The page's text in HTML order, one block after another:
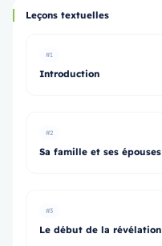
Leçons textuelles
#1
Introduction
#2
#3
Le début de la révélation